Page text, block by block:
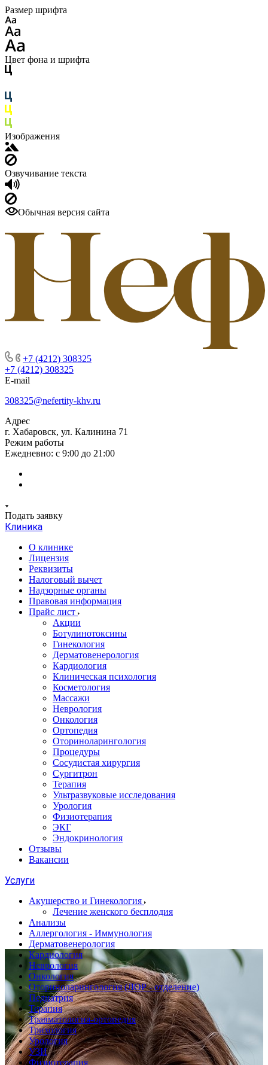
Размер шрифта
Цвет фона и шрифта
Изображения
Озвучивание текста
Обычная версия сайта
+7 (4212) 308325
+7 (4212) 308325
E-mail
308325@nefertity-khv.ru
Адрес
г. Хабаровск, ул. Калинина 71
Режим работы
Ежедневно: с 9:00 до 21:00
Подать заявку
Клиника
О клинике
Лицензия
Реквизиты
Налоговый вычет
Надзорные органы
Правовая информация
Прайс лист
Акции
Ботулинотоксины
Гинекология
Дерматовенерология
Кардиология
Клиническая психология
Косметология
Массажи
Неврология
Онкология
Ортопедия
Оториноларингология
Процедуры
Сосудистая хирургия
Сургитрон
Терапия
Ультразвуковые исследования
Урология
Физиотерапия
ЭКГ
Эндокринология
Отзывы
Вакансии
Услуги
Акушерство и Гинекология
Лечение женского бесплодия
Анализы
Аллергология - Иммунология
Дерматовенерология
Кардиология
Неврология
Онкология
Оториноларингология (ЛОР - отделение)
Педиатрия
Терапия
Травматология-ортопедия
Трихология
Урология
УЗИ
Физиотерапия